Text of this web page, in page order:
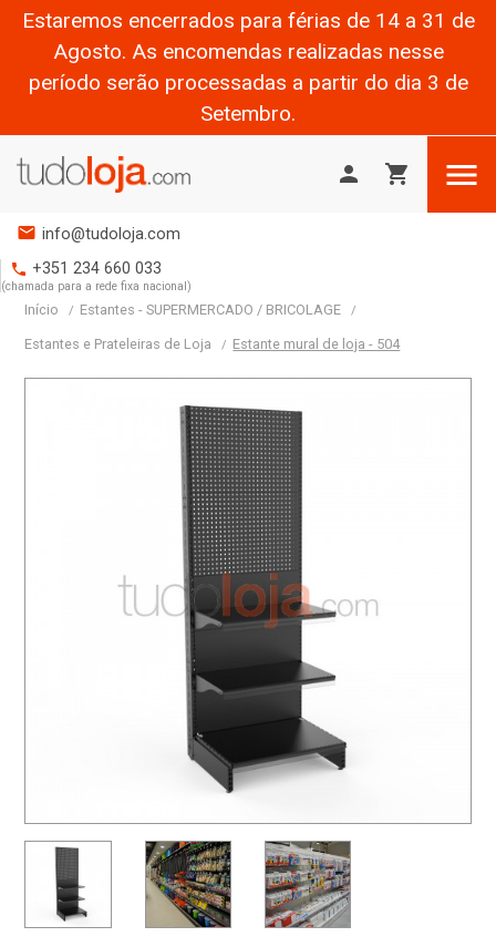
Estaremos encerrados para férias de 14 a 31 de
Agosto. As encomendas realizadas nesse
período serão processadas a partir do dia 3 de
Setembro.
person shopping_cart 
mail info@tudoloja.com
phone +351 234 660 033
(chamada para a rede fixa nacional)
Início Estantes - SUPERMERCADO / BRICOLAGE
Estantes e Prateleiras de Loja Estante mural de loja - 504